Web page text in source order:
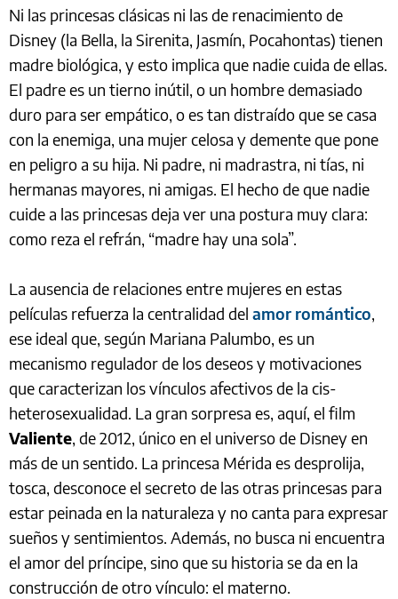
Ni las princesas clásicas ni las de renacimiento de
Disney (la Bella, la Sirenita, Jasmín, Pocahontas) tienen
madre biológica, y esto implica que nadie cuida de ellas.
El padre es un tierno inútil, o un hombre demasiado
duro para ser empático, o es tan distraído que se casa
con la enemiga, una mujer celosa y demente que pone
en peligro a su hija. Ni padre, ni madrastra, ni tías, ni
hermanas mayores, ni amigas. El hecho de que nadie
cuide a las princesas deja ver una postura muy clara:
como reza el refrán, “madre hay una sola”.
La ausencia de relaciones entre mujeres en estas
películas refuerza la centralidad del amor romántico,
ese ideal que, según Mariana Palumbo, es un
mecanismo regulador de los deseos y motivaciones
que caracterizan los vínculos afectivos de la cis-
heterosexualidad. La gran sorpresa es, aquí, el film
Valiente, de 2012, único en el universo de Disney en
más de un sentido. La princesa Mérida es desprolija,
tosca, desconoce el secreto de las otras princesas para
estar peinada en la naturaleza y no canta para expresar
sueños y sentimientos. Además, no busca ni encuentra
el amor del príncipe, sino que su historia se da en la
construcción de otro vínculo: el materno.